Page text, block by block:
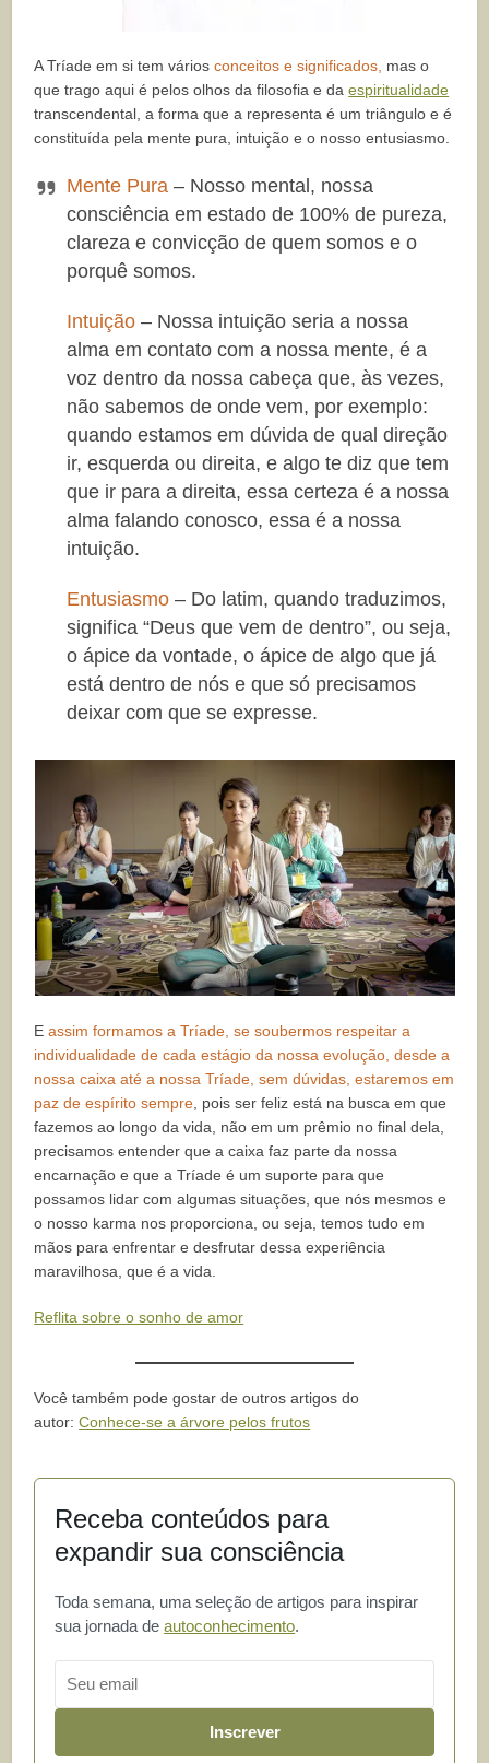
A Tríade em si tem váriosconceitos e significados, mas o
que trago aqui é pelos olhos da filosofia e daespiritualidade
transcendental, a forma que a representa é um triângulo e é
constituída pela mente pura, intuição e o nosso entusiasmo.
Mente Pura – Nosso mental, nossa
consciência em estado de 100% de pureza,
clareza e convicção de quem somos e o
porquê somos.
Intuição – Nossa intuição seria a nossa
alma em contato com a nossa mente, é a
voz dentro da nossa cabeça que, às vezes,
não sabemos de onde vem, por exemplo:
quando estamos em dúvida de qual direção
ir, esquerda ou direita, e algo te diz que tem
que ir para a direita, essa certeza é a nossa
alma falando conosco, essa é a nossa
intuição.
Entusiasmo – Do latim, quando traduzimos,
significa “Deus que vem de dentro”, ou seja,
o ápice da vontade, o ápice de algo que já
está dentro de nós e que só precisamos
deixar com que se expresse.
Eassim formamos a Tríade, se soubermos respeitar a
individualidade de cada estágio da nossa evolução, desde a
nossa caixa até a nossa Tríade, sem dúvidas, estaremos em
paz de espírito sempre , pois ser feliz está na busca em que
fazemos ao longo da vida, não em um prêmio no final dela,
precisamos entender que a caixa faz parte da nossa
encarnação e que a Tríade é um suporte para que
possamos lidar com algumas situações, que nós mesmos e
o nosso karma nos proporciona, ou seja, temos tudo em
mãos para enfrentar e desfrutar dessa experiência
maravilhosa, que é a vida.
Reflita sobre o sonho de amor
Você também pode gostar de outros artigos do
autor:Conhece-se a árvore pelos frutos
Receba conteúdos para
expandir sua consciência
Toda semana, uma seleção de artigos para inspirar
sua jornada deautoconhecimento.
Inscrever